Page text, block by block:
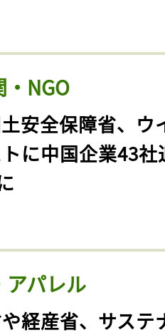
NGO
土安全保障省、ウ
に中国企業43社
パレル
や経産省、サステ